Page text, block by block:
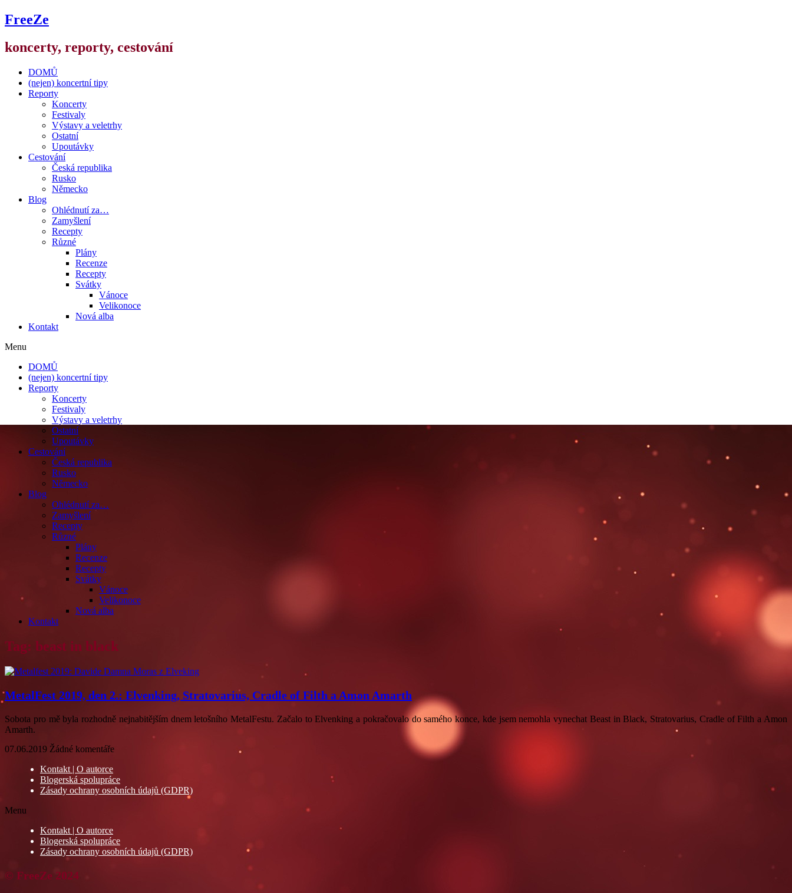
FreeZe
koncerty, reporty, cestování
DOMŮ
(nejen) koncertní tipy
Reporty
Koncerty
Festivaly
Výstavy a veletrhy
Ostatní
Upoutávky
Cestování
Česká republika
Rusko
Německo
Blog
Ohlédnutí za…
Zamyšlení
Recepty
Různé
Plány
Recenze
Recepty
Svátky
Vánoce
Velikonoce
Nová alba
Kontakt
Menu
DOMŮ
(nejen) koncertní tipy
Reporty
Koncerty
Festivaly
Výstavy a veletrhy
Ostatní
Upoutávky
Cestování
Česká republika
Rusko
Německo
Blog
Ohlédnutí za…
Zamyšlení
Recepty
Různé
Plány
Recenze
Recepty
Svátky
Vánoce
Velikonoce
Nová alba
Kontakt
Tag: beast in black
MetalFest 2019, den 2.: Elvenking, Stratovarius, Cradle of Filth a Amon Amarth
Sobota pro mě byla rozhodně nejnabitějším dnem letošního MetalFestu. Začalo to Elvenking a pokračovalo do samého konce, kde jsem nemohla vynechat Beast in Black, Stratovarius, Cradle of Filth a Amon
Amarth.
07.06.2019 Žádné komentáře
Kontakt | O autorce
Blogerská spolupráce
Zásady ochrany osobních údajů (GDPR)
Menu
Kontakt | O autorce
Blogerská spolupráce
Zásady ochrany osobních údajů (GDPR)
© FreeZe 2024